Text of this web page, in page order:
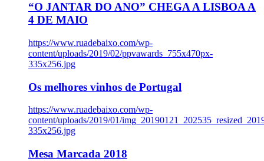
“O JANTAR DO ANO” CHEGA A LISBOA A
4 DE MAIO
https://www.ruadebaixo.com/wp-
content/uploads/2019/02/ppvawards_755x470px-
335x256.jpg
Os melhores vinhos de Portugal
https://www.ruadebaixo.com/wp-
content/uploads/2019/01/
335x256.jpg
Mesa Marcada 2018